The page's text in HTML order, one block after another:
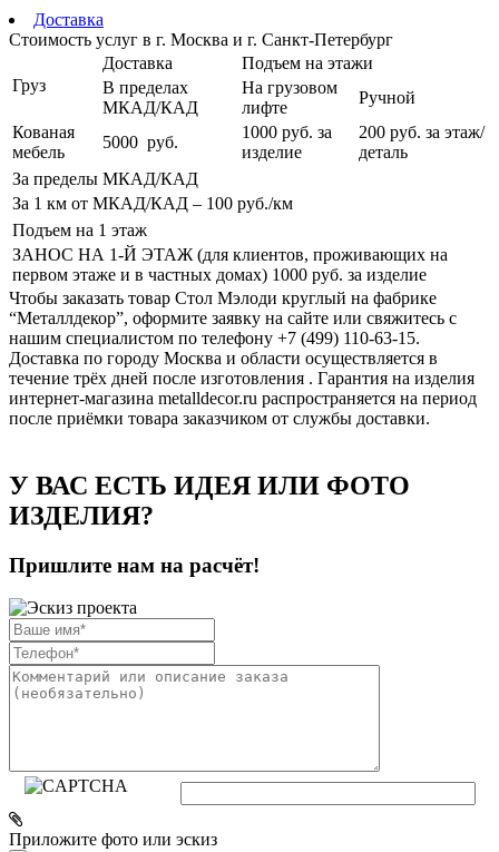
Доставка
Стоимость услуг в г. Москва и г. Санкт-Петербург
Груз
Доставка
Подъем на этажи
В пределах
МКАД/КАД
На грузовом
лифте
Ручной
Кованая
мебель
5000 руб.
1000 руб. за
изделие
200 руб. за этаж/
деталь
За пределы МКАД/КАД
За 1 км от МКАД/КАД – 100 руб./км
Подъем на 1 этаж
ЗАНОС НА 1-Й ЭТАЖ (для клиентов, проживающих на
первом этаже и в частных домах) 1000 руб. за изделие
Чтобы заказать товар Стол Мэлоди круглый на фабрике
“Металлдекор”, оформите заявку на сайте или свяжитесь с
нашим специалистом по телефону +7 (499) 110-63-15.
Доставка по городу Москва и области осуществляется в
течение трёх дней после изготовления . Гарантия на изделия
интернет-магазина metalldecor.ru распространяется на период
после приёмки товара заказчиком от службы доставки.
У ВАС ЕСТЬ ИДЕЯ ИЛИ ФОТО
ИЗДЕЛИЯ?
Пришлите нам на расчёт!
Приложите фото или эскиз